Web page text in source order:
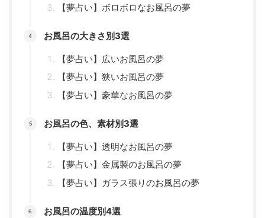
【夢占い】ボロボロなお風呂の夢
お風呂の大きさ別3選
【夢占い】広いお風呂の夢
【夢占い】狭いお風呂の夢
【夢占い】豪華なお風呂の夢
お風呂の色、素材別3選
【夢占い】透明なお風呂の夢
【夢占い】金属製のお風呂の夢
【夢占い】ガラス張りのお風呂の夢
お風呂の温度別4選